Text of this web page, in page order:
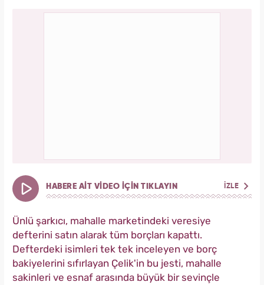
HABERE AİT VİDEO İÇİN TIKLAYIN İZLE
Ünlü şarkıcı, mahalle marketindeki veresiye
defterini satın alarak tüm borçları kapattı.
Defterdeki isimleri tek tek inceleyen ve borç
bakiyelerini sıfırlayan Çelik'in bu jesti, mahalle
sakinleri ve esnaf arasında büyük bir sevinçle